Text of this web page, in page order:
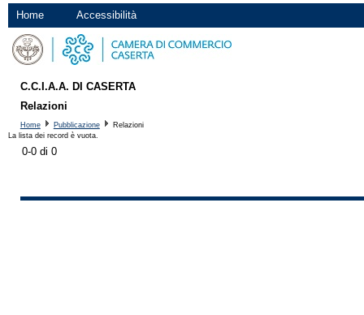
Home Accessibilità
C.C.I.A.A. DI CASERTA
Relazioni
Home Pubblicazione
Relazioni
La lista dei record è vuota.
0-0 di 0